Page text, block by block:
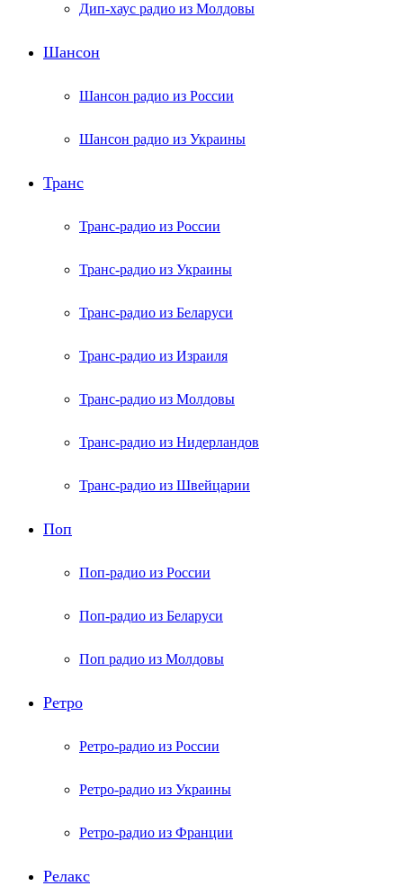
Дип-хаус радио из Молдовы
Шансон
Шансон радио из России
Шансон радио из Украины
Транс
Транс-радио из России
Транс-радио из Украины
Транс-радио из Беларуси
Транс-радио из Израиля
Транс-радио из Молдовы
Транс-радио из Нидерландов
Транс-радио из Швейцарии
Поп
Поп-радио из России
Поп-радио из Беларуси
Поп радио из Молдовы
Ретро
Ретро-радио из России
Ретро-радио из Украины
Ретро-радио из Франции
Релакс